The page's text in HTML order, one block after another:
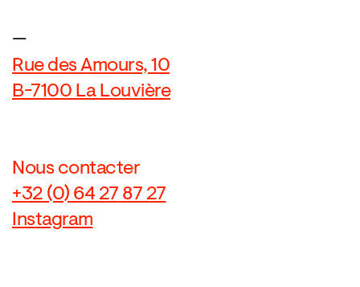
—
Rue des Amours, 10
B-7100 La Louvière
Nous contacter
+32 (0) 64 27 87 27
Instagram